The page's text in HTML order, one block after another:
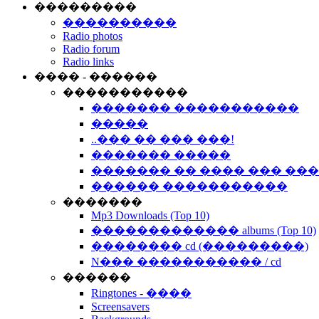
���������
����������
Radio photos
Radio forum
Radio links
���� - ������
�����������
������� �����������
�����
..��� �� ��� ���!
������� �����
������� �� ���� ���
������ �����������
�������
Mp3 Downloads (Top 10)
������������� albums (Top 10)
�������� cd (���������)
N��� ����������� / cd
������
Ringtones - ����
Screensavers